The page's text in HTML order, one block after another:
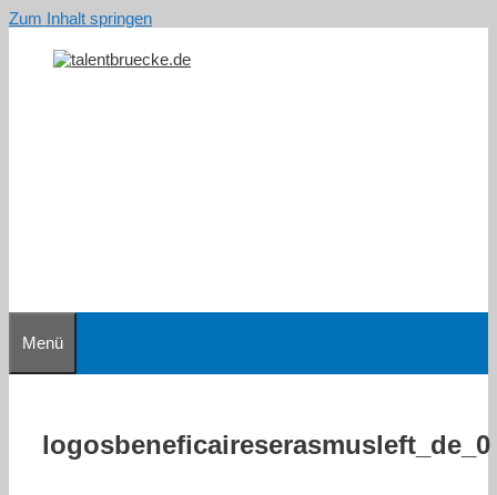
Zum Inhalt springen
Menü
logosbeneficaireserasmusleft_de_0